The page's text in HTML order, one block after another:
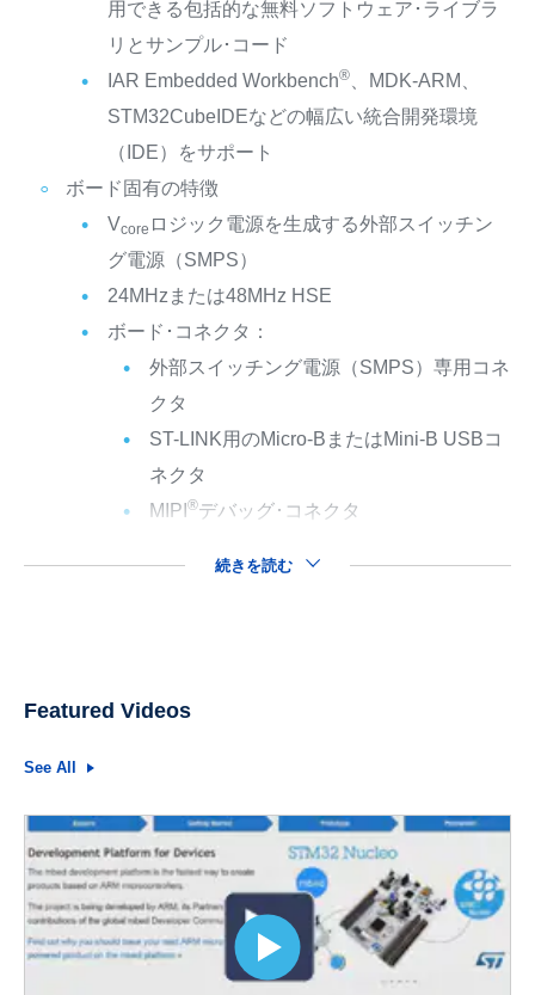
用できる包括的な無料ソフトウェア･ライブラ
リとサンプル･コード
IAR Embedded Workbench®、MDK-ARM、
STM32CubeIDEなどの幅広い統合開発環境
（IDE）をサポート
ボード固有の特徴
Vcore ロジック電源を生成する外部スイッチン
グ電源（SMPS）
24MHzまたは48MHz HSE
ボード･コネクタ：
外部スイッチング電源（SMPS）専用コネ
クタ
ST-LINK用のMicro-BまたはMini-B USBコ
ネクタ
MIPI®デバッグ･コネクタ
続きを読む
Featured Videos
See All